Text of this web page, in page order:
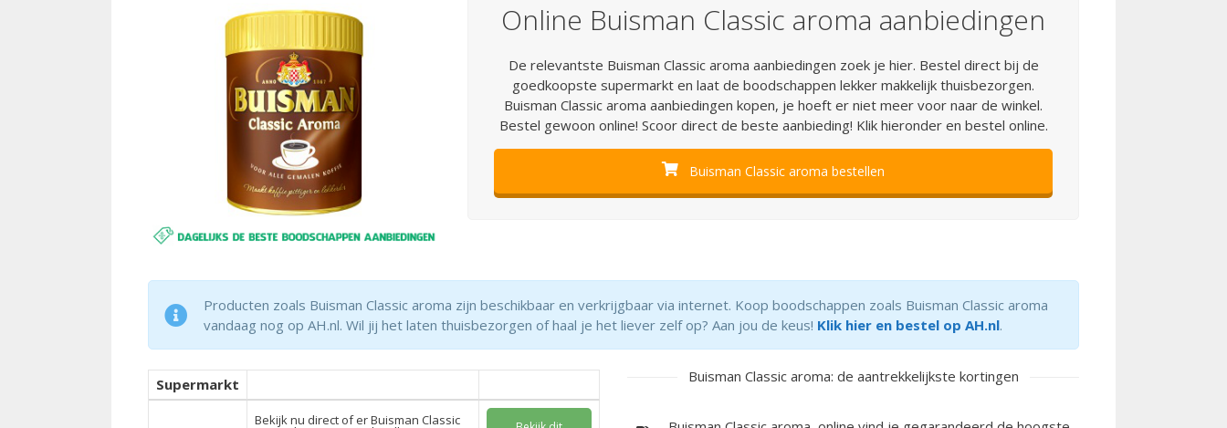
Online Buisman Classic aroma aanbiedingen
De relevantste Buisman Classic aroma aanbiedingen zoek je hier. Bestel direct bij de
goedkoopste supermarkt en laat de boodschappen lekker makkelijk thuisbezorgen.
Buisman Classic aroma aanbiedingen kopen, je hoeft er niet meer voor naar de winkel.
Bestel gewoon online! Scoor direct de beste aanbieding! Klik hieronder en bestel online.
Buisman Classic aroma bestellen
Producten zoals Buisman Classic aroma zijn beschikbaar en verkrijgbaar via internet. Koop boodschappen zoals Buisman Classic aroma
vandaag nog op AH.nl. Wil jij het laten thuisbezorgen of haal je het liever zelf op? Aan jou de keus! Klik hier en bestel op AH.nl.
Supermarkt
Bekijk nu direct of er Buisman Classic
Buisman Classic aroma: de aantrekkelijkste kortingen